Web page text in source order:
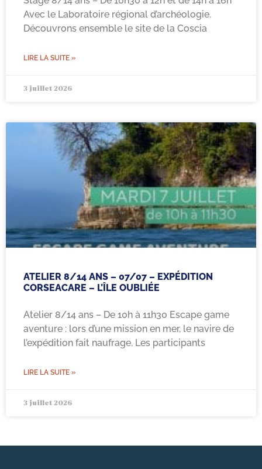
Avec le Laboratoire régional d’archéologie.
Découvrons ensemble le site de la Coscia
LIRE LA SUITE »
3 juillet 2026
ATELIER 8/14 ANS – 07/07 – EXPÉDITION
CORSEACARE – L’ÎLE OUBLIÉE
Atelier 8/14 ans – De 10h à 11h30 Escape game
aventure : lors d’une mission en mer, le navire de
l’expédition fait naufrage. Les participants
LIRE LA SUITE »
3 juillet 2026